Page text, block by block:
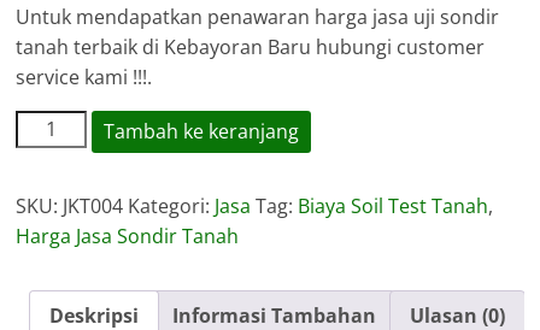
Untuk mendapatkan penawaran harga jasa uji sondir
tanah terbaik di Kebayoran Baru hubungi customer
service kami !!!.
Kuantitas
Harga
Sondir
Tanah
Baru
Tambah ke keranjang
SKU: JKT004 Kategori: Jasa Tag: Biaya Soil Test Tanah,
Harga Jasa Sondir Tanah
Deskripsi Informasi Tambahan Ulasan (0)